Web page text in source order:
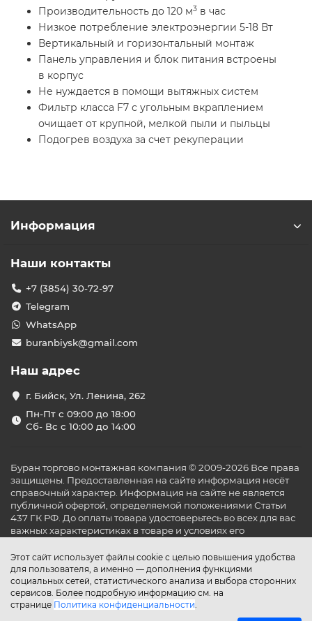
Производительность до 120 м3 в час
Низкое потребление электроэнергии 5-18 Вт
Вертикальный и горизонтальный монтаж
Панель управления и блок питания встроены
в корпус
Не нуждается в помощи вытяжных систем
Фильтр класса F7 с угольным вкраплением
очищает от крупной, мелкой пыли и пыльцы
Подогрев воздуха за счет рекуперации
Этот сайт использует файлы cookie с целью повышения удобства
для пользователя, а именно — дополнения функциями
социальных сетей, статистического анализа и выбора сторонних
сервисов. Более подробную информацию см. на
странице Политика конфиденциальности.
Информация
Наши контакты
+7 (3854) 30-72-97
Telegram
WhatsApp
buranbiysk@gmail.com
Наш адрес
г. Бийск, Ул. Ленина, 262
Пн-Пт с 09:00 до 18:00
Сб- Вс с 10:00 до 14:00
Буран торгово монтажная компания © 2009-2026 Все права
защищены. Предоставленная на сайте информация несёт
справочный характер. Информация на сайте не является
публичной офертой, определяемой положениями Статьи
437 ГК РФ. До оплаты товара удостоверьтесь во всех для вас
важных характеристиках в товаре и условиях его